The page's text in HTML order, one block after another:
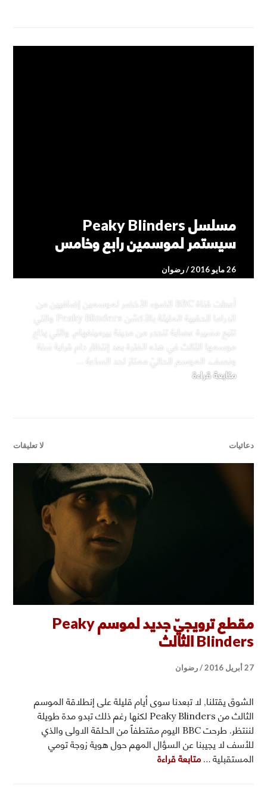
مسلسل Peaky Blinders
سيستمر لموسمين رابع وخامس
26 مايو 2016 رضوان
أعطت قناة BBC الضوء الأخضر لموسمين إضافيين من
الدراما الحقبية المليئة بالأكشن Peaky Blinders والتي
تتبع مسيرة عصابة تنحدر من مدينة بيرمينغهام, والتي يذاع
موسمها الثالث في هذه الفترة بعد إنتظار دام قرابة سنة
ونصف. الموسم الحاليّ ممتاز لحد الساعة …
متابعة قراءةمسلسل Peaky Blinders سيستمر لموسمين رابع وخامس
دعائيات لا تعليقات
مقطع ترويجيّ جديد لموسم Peaky
Blinders الثالث
27 أبريل 2016 رضوان
الشوق يقتلنا, لا تبعدنا سوى أيام قليلة على إنطلاقة الموسم
الثالث من Peaky Blinders لكنها رغم ذلك تبدو مدة طويلة
لننتظر. طرحت BBC اليوم مقتطفاً من الحلقة الاولى والذي
للأسف لا يجيبنا عن السؤال المهم حول هوية زوجة تومي
المستقبلية …متابعة قراءةمقطع ترويجيّ جديد لموسم Peaky Blinders الثالث